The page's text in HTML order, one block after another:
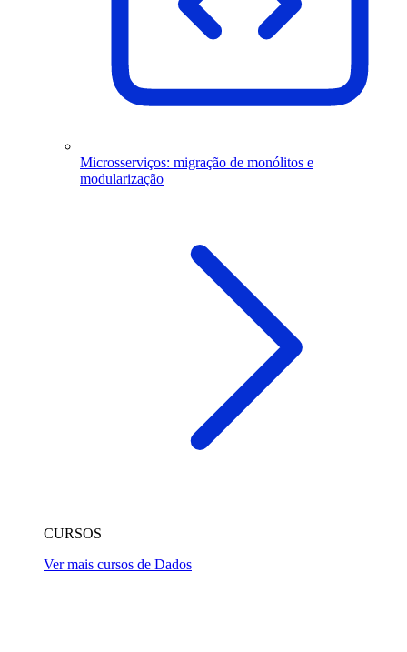
Microsserviços: migração de monólitos e
modularização
CURSOS
Ver mais cursos de Dados